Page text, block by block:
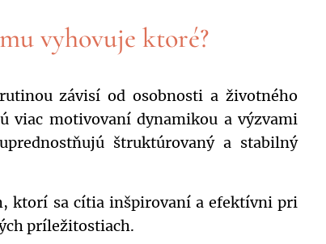
vyhovuje ktoré?
závisí od osobnosti a životného
viac motivovaní dynamikou a výzvami
štruktúrovaný a stabilný
ktorí sa cítia inšpirovaní a efektívni pri
príležitostiach.